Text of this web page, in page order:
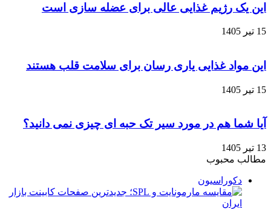
این یک رژیم غذایی عالی برای عضله‌ سازی است
15 تیر 1405
این مواد غذایی یاری رسان برای سلامت قلب هستند
15 تیر 1405
آیا شما هم در مورد سیر تک‌ حبه‌ ای چیزی نمی دانید؟
13 تیر 1405
مطالب محبوب
دکوراسیون